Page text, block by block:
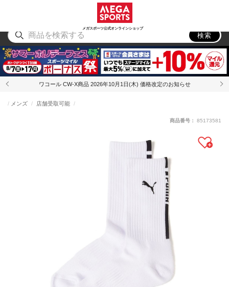
メガスポーツ公式オンラインショップ
アウトドア
検索
ワコール CW-X商品 2026年10月1日(木) 価格改定のお知らせ
メンズ 店舗受取可能
商品番号： 85173581